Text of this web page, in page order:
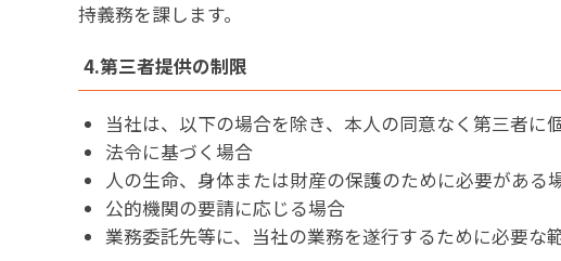
持義務を課します。
4.第三者提供の制限
当社は、以下の場合を除き、本人の同意なく第三者に
法令に基づく場合
人の生命、身体または財産の保護のために必要がある
公的機関の要請に応じる場合
業務委託先等に、当社の業務を遂行するために必要な